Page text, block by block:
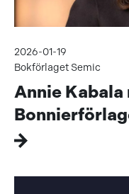
2026-01-19
Bokförlaget Semic
Annie Kabala